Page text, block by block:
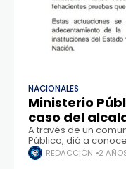
NACIONALES
Ministerio
caso del
A través de un
Público, dió a
Nacional para
funcionarios
REDACCIÓN 2